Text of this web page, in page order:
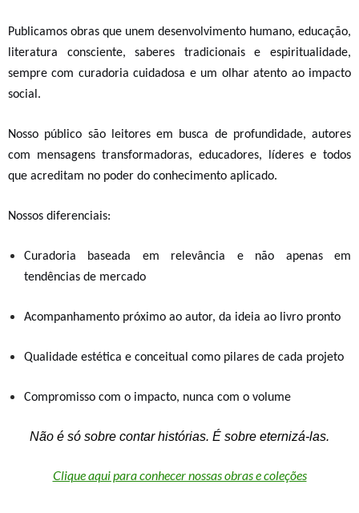
Publicamos obras que unem desenvolvimento humano, educação,
literatura consciente, saberes tradicionaise espiritualidade,
sempre com curadoria cuidadosa e um olhar atento ao impacto
social.
Nosso público são
leitores em busca de profundidade, autores
com mensagens transformadoras, educadores, líderes e todos
que acreditam no poder do conhecimento aplicado.
Nossos diferenciais:
Curadoria baseada em relevância e não apenas em
tendências de mercado
Acompanhamento próximo ao autor, da ideia ao livro pronto
Qualidade estética e conceitual como pilares de cada projeto
Compromisso com o impacto, nunca com o volume
Não é só sobre contar histórias. É sobre eternizá-las.
Clique aqui para conhecer nossas obras e coleções